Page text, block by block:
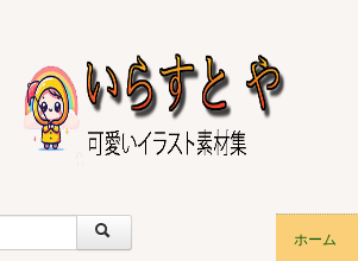
ホーム